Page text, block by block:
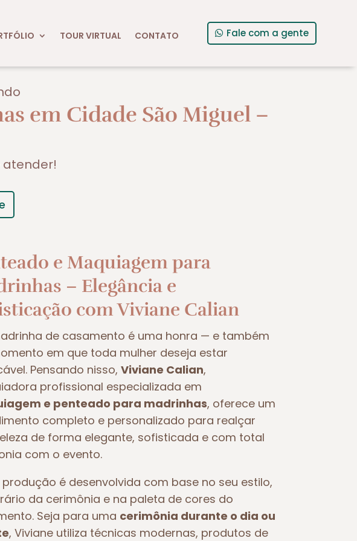
TOUR VIRTUAL CONTATO Fale com a gente
em Cidade São Miguel –
e Maquiagem para
– Elegância e
com Viviane Calian
de casamento é uma honra — e também
em que toda mulher deseja estar
Pensando nisso, Viviane Calian,
profissional especializada em
e penteado para madrinhas, oferece um
completo e personalizado para realçar
de forma elegante, sofisticada e com total
com o evento.
é desenvolvida com base no seu estilo,
da cerimônia e na paleta de cores do
Seja para uma cerimônia durante o dia ou
, Viviane utiliza técnicas modernas, produtos de